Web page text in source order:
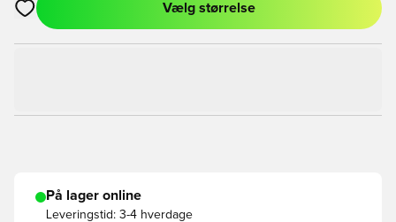
Åbner en Modal til at logge ind eller tilmelde dig som medlem
Vælg størrelse
På lager online
Leveringstid: 3-4 hverdage